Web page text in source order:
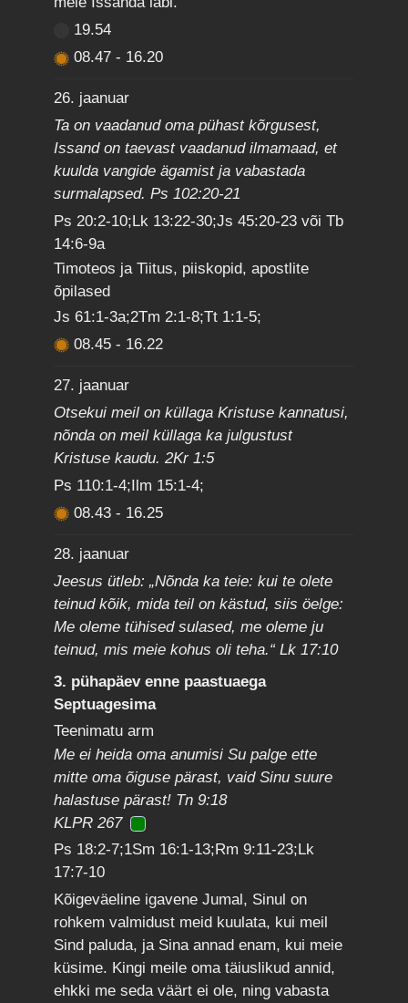
19.54
08.47- 16.20
26. jaanuar
Ta on vaadanud oma pühast kõrgusest,
Issand on taevast vaadanud ilmamaad, et
kuulda vangide ägamist ja vabastada
surmalapsed. Ps 102:20-21
Ps 20:2-10;Lk 13:22-30;Js 45:20-23 või Tb
14:6-9a
Timoteos ja Tiitus, piiskopid, apostlite
õpilased
Js 61:1-3a;2Tm 2:1-8;Tt 1:1-5;
08.45- 16.22
27. jaanuar
Otsekui meil on küllaga Kristuse kannatusi,
nõnda on meil küllaga ka julgustust
Kristuse kaudu. 2Kr 1:5
Ps 110:1-4;Ilm 15:1-4;
08.43- 16.25
28. jaanuar
Jeesus ütleb: „Nõnda ka teie: kui te olete
teinud kõik, mida teil on kästud, siis öelge:
Me oleme tühised sulased, me oleme ju
teinud, mis meie kohus oli teha.“ Lk 17:10
3. pühapäev enne paastuaega
Septuagesima
Teenimatu arm
Me ei heida oma anumisi Su palge ette
mitte oma õiguse pärast, vaid Sinu suure
halastuse pärast! Tn 9:18
KLPR 267
Ps 18:2-7;1Sm 16:1-13;Rm 9:11-23;Lk
17:7-10
Kõigeväeline igavene Jumal, Sinul on
rohkem valmidust meid kuulata, kui meil
Sind paluda, ja Sina annad enam, kui meie
küsime. Kingi meile oma täiuslikud annid,
ehkki me seda väärt ei ole, ning vabasta